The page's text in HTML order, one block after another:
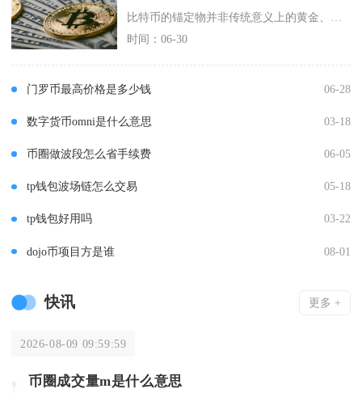
时间：06-30
门罗币最高价格是多少钱 06-28
数字货币omni是什么意思 03-18
币圈做波段怎么省手续费 06-05
tp钱包波场链怎么交易 05-18
tp钱包好用吗 03-22
dojo币项目方是谁 08-01
快讯 更多 +
2026-08-09 09:59:59
币圈成交量m是什么意思